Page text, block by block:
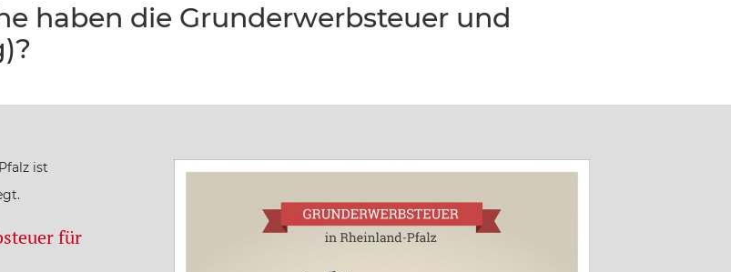
haben die Grunderwerbsteuer und
ist
für